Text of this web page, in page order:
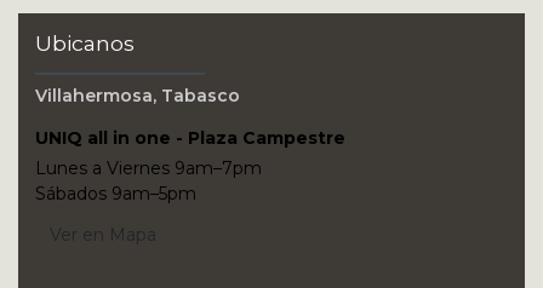
Ubicanos
Villahermosa, Tabasco
UNIQ all in one - Plaza Campestre
Lunes a Viernes 9am–7pm
Sábados 9am–5pm
Ver en Mapa